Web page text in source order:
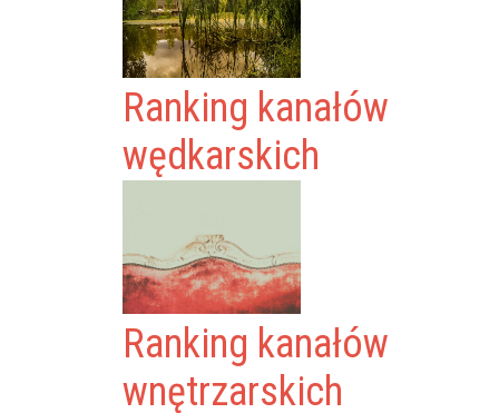
Ranking kanałów
wędkarskich
Ranking kanałów
wnętrzarskich